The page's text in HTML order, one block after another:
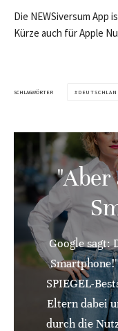
Die NEWSiversum App
Kürze auch für Apple
SCHLAGWÖRTER
"Aber
Google sagt:
SPIEGEL-
Eltern dabei
durch die